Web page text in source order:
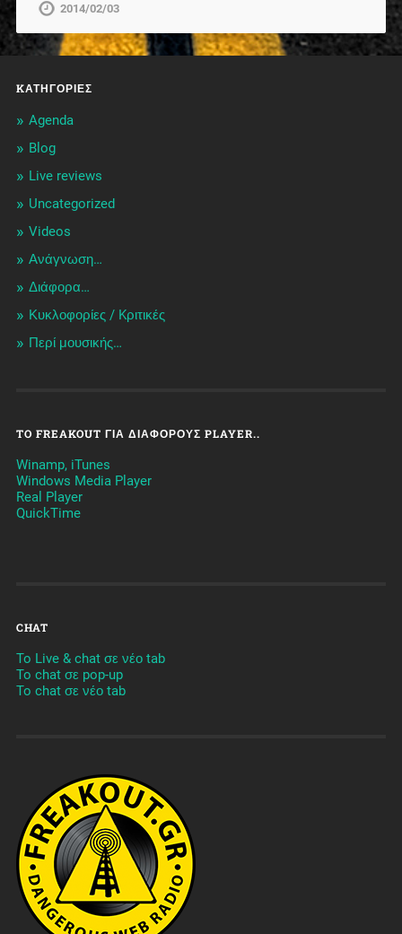
2014/02/03
KΑΤΗΓΟΡΊΕΣ
Agenda
Blog
Live reviews
Uncategorized
Videos
Ανάγνωση…
Διάφορα…
Κυκλοφορίες / Kριτικές
Περί μουσικής…
TO FREAKOUT ΓΙΑ ΔΙΆΦΟΡΟΥΣ PLAYER..
Winamp, iTunes
Windows Media Player
Real Player
QuickTime
CHAT
To Live & chat σε νέο tab
To chat σε pop-up
To chat σε νέο tab